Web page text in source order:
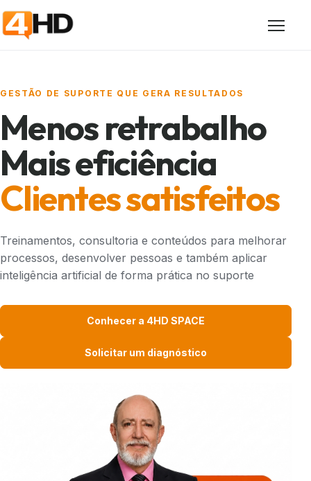
GESTÃO DE SUPORTE QUE GERA RESULTADOS
Menos retrabalho
Mais eficiência
Clientes satisfeitos
Treinamentos, consultoria e conteúdos para melhorar
processos, desenvolver pessoas e também aplicar
inteligência artificial de forma prática no suporte
Conhecer a 4HD SPACE
Solicitar um diagnóstico